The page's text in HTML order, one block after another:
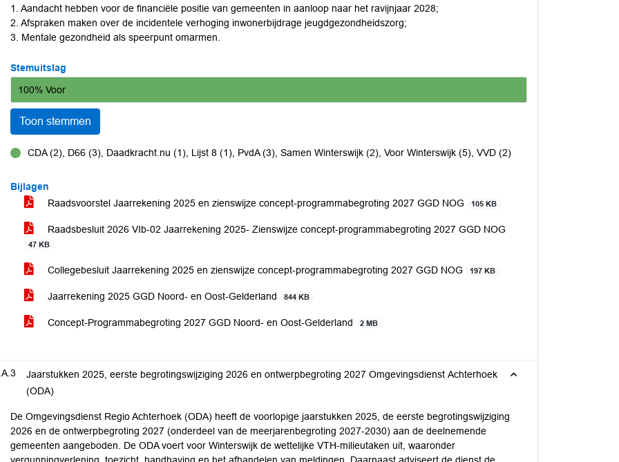
1. Aandacht hebben voor de financiële positie van gemeenten in aanloop naar het ravijnjaar 2028;
2. Afspraken maken over de incidentele verhoging inwonerbijdrage jeugdgezondheidszorg;
3. Mentale gezondheid als speerpunt omarmen.
Stemuitslag
100% Voor
Toon stemmen
CDA (2), D66 (3), Daadkracht.nu (1), Lijst 8 (1), PvdA (3), Samen Winterswijk (2), Voor Winterswijk (5), VVD (2)
Bijlagen
Raadsvoorstel Jaarrekening 2025 en zienswijze concept-programmabegroting 2027 GGD NOG
105 KB
Raadsbesluit 2026 VIb-02 Jaarrekening 2025- Zienswijze concept-programmabegroting 2027 GGD NOG
47 KB
Collegebesluit Jaarrekening 2025 en zienswijze concept-programmabegroting 2027 GGD NOG 197 KB
Jaarrekening 2025 GGD Noord- en Oost-Gelderland 844 KB
Concept-Programmabegroting 2027 GGD Noord- en Oost-Gelderland 2 MB
Jaarstukken 2025, eerste begrotingswijziging 2026 en ontwerpbegroting 2027 Omgevingsdienst Achterhoek
(ODA)
De Omgevingsdienst Regio Achterhoek (ODA) heeft de voorlopige jaarstukken 2025, de eerste begrotingswijziging
2026 en de ontwerpbegroting 2027 (onderdeel van de meerjarenbegroting 2027-2030) aan de deelnemende
gemeenten aangeboden. De ODA voert voor Winterswijk de wettelijke VTH-milieutaken uit, waaronder